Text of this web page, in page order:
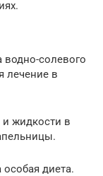
водно-солевого
лечение в
и жидкости в
диета.